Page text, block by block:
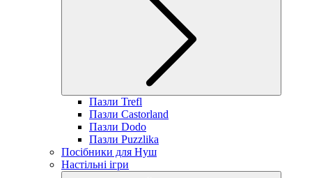
Пазли Trefl
Пазли Castorland
Пазли Dodo
Пазли Puzzlika
Посібники для Нуш
Настільні ігри